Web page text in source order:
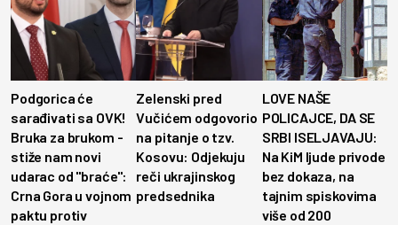
Podgorica će
sarađivati sa OVK!
Bruka za brukom -
stiže nam novi
udarac od "braće":
Crna Gora u vojnom
paktu protiv
Zelenski pred
Vučićem odgovorio
na pitanje o tzv.
Kosovu: Odjekuju
reči ukrajinskog
predsednika
LOVE NAŠE
POLICAJCE, DA SE
SRBI ISELJAVAJU:
Na KiM ljude privode
bez dokaza, na
tajnim spiskovima
više od 200